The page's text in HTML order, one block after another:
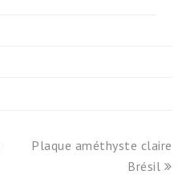
next
Plaque améthyste claire
Brésil